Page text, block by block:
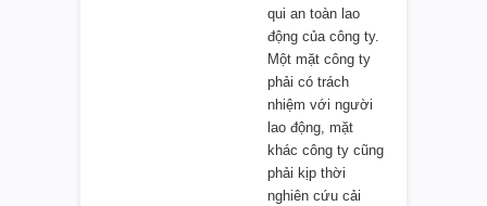
qui an toàn lao
động của công ty.
Một mặt công ty
phải có trách
nhiệm với người
lao động, mặt
khác công ty cũng
phải kịp thời
nghiên cứu cải